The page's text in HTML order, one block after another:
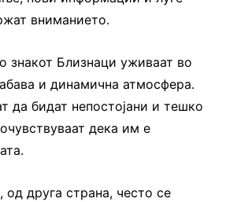
вниманието.
знакот Близнаци уживаат во
и динамична атмосфера.
да бидат непостојани и тешко
дека им е
друга страна, често се